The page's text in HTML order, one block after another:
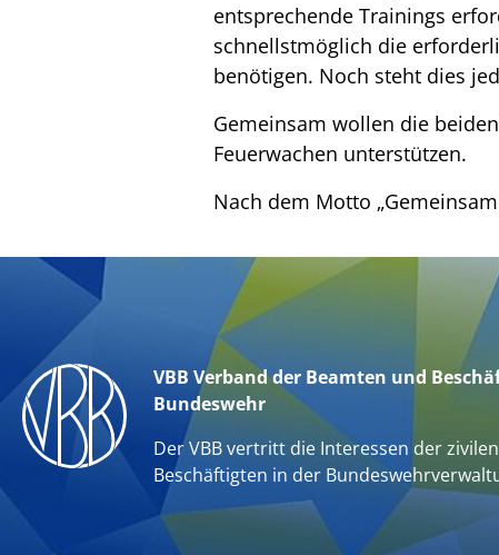
entsprechende Trainings
schnellstmöglich die
benötigen. Noch steht dies
Gemeinsam wollen die
Feuerwachen unterstützen.
Nach dem Motto
VBB Verband der Beamten und
Bundeswehr
Der VBB vertritt die Interessen der zivilen
Beschäftigten in der